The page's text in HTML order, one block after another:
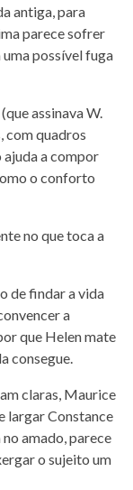
antiga, para
parece sofrer
possível fuga
(que assinava W.
com quadros
ajuda a compor
o conforto
no que toca a
de findar a vida
a
que Helen mate
consegue.
claras, Maurice
largar Constance
amado, parece
o sujeito um